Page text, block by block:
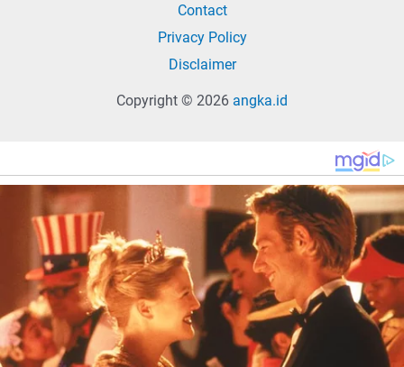
Contact
Privacy Policy
Disclaimer
Copyright © 2026 angka.id